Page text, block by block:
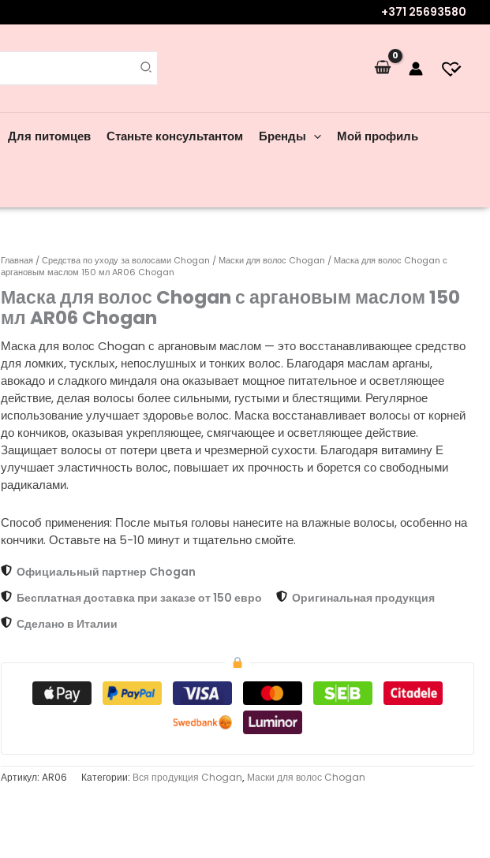
+371 25693580
Для питомцев Станьте консультантом Бренды Мой профиль
Главная /Средства по уходу за волосами Chogan / Маски для волос Chogan / Маска для волос Chogan с
аргановым маслом 150 мл AR06 Chogan
Маска для волос Chogan с аргановым маслом 150
мл AR06 Chogan
Маска для волос Chogan с аргановым маслом — это восстанавливающее средство
для ломких, тусклых, непослушных и тонких волос. Благодаря маслам арганы,
авокадо и сладкого миндаля она оказывает мощное питательное и осветляющее
действие, делая волосы более сильными, густыми и блестящими. Регулярное
использование улучшает здоровье волос. Маска восстанавливает волосы от корней
до кончиков, оказывая укрепляющее, смягчающее и осветляющее действие.
Защищает волосы от потери цвета и чрезмерной сухости. Благодаря витамину Е
улучшает эластичность волос, повышает их прочность и борется со свободными
радикалами.
Способ применения: После мытья головы нанесите на влажные волосы, особенно на
кончики. Оставьте на 5-10 минут и тщательно смойте.
Официальный партнер Chogan
Бесплатная доставка при заказе от 150 евро
Оригинальная продукция
Сделано в Италии
Артикул:AR06 Категории: Вся продукция Chogan, Маски для волос Chogan